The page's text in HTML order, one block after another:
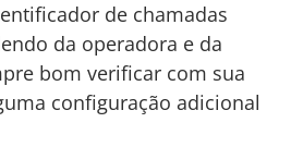
de chamadas
da operadora e da
bom verificar com sua
configuração adicional